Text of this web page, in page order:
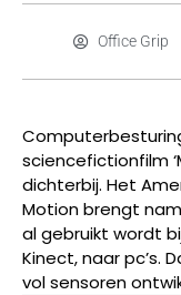
Office Grip
sciencefictionfilm
dichterbij. Het
Motion brengt
al gebruikt wordt
Kinect, naar pc’s.
vol sensoren